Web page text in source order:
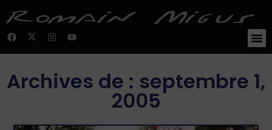
Archives de : septembre 1,
2005